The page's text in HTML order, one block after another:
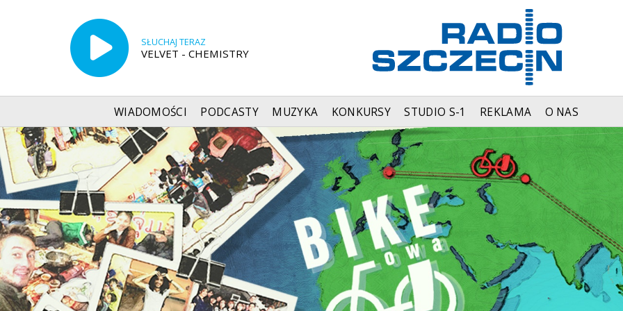
SŁUCHAJ TERAZ
VELVET - CHEMISTRY
WIADOMOŚCI PODCASTY MUZYKA KONKURSY STUDIO S-1 REKLAMA O NAS